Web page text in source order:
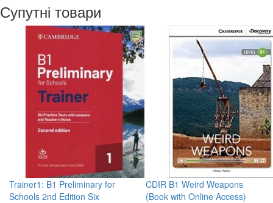
Супутні товари
Trainer1: B1 Preliminary for
Schools 2nd Edition Six
CDIR B1 Weird Weapons
(Book with Online Access)